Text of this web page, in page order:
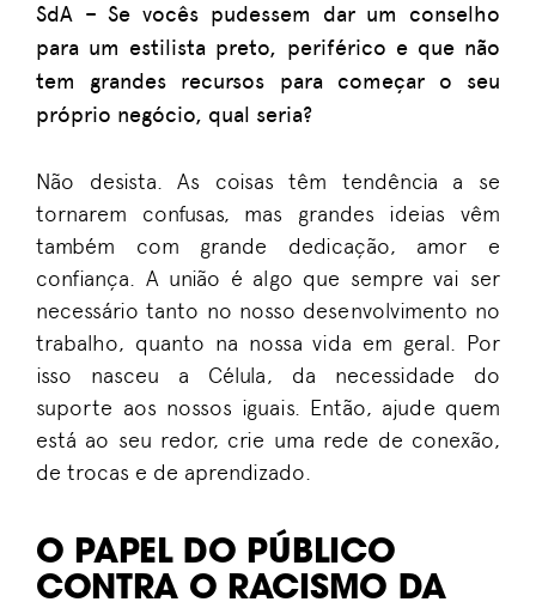
SdA –Se vocês pudessem dar um conselho
para um estilista preto, periférico e que não
tem grandes recursos para começar o seu
próprio negócio, qual seria?
Não desista . As coisas têm tendência a se
tornarem confusas, mas grandes ideias vêm
também com grande dedicação, amor e
confiança. A união é algo que sempre vai ser
necessário tanto no nosso desenvolvimento no
trabalho, quanto na nossa vida em geral . Por
isso nasceu a Célula, da necessidade do
suporte aos nossos iguais. Então, ajude quem
está ao seu redor, crie uma rede de conexão,
de trocas e de aprendizado.
O PAPEL DO PÚBLICO
CONTRA O RACISMO DA